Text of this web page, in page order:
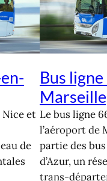
Nice et
de
Bus
Le bus ligne
l’aéroport de
partie des
d’Azur, un
trans-